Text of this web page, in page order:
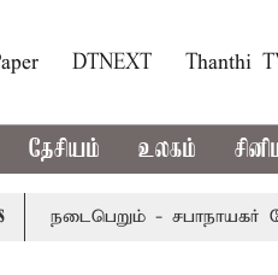
DTNEXT Thanthi
தேசியம் உலகம்
- சபாநாயகர்